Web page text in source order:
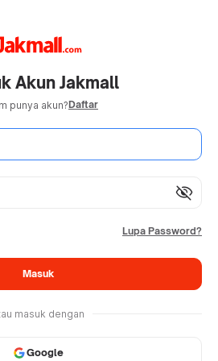
Akun Jakmall
punya akun?Daftar
visibility_off
Lupa Password?
Masuk
masuk dengan
Google